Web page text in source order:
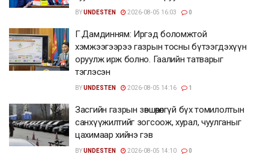
BYUNDESTEN 2026-08-05 16:03 0
Г.Дамдинням: Иргэд боломжтой
хэмжээгээрээ газрын тосны бүтээгдэхүүн
оруулж ирж болно. Гаалийн татварыг
тэглэсэн
BYUNDESTEN 2026-08-05 14:16 1
Засгийн газрын зөвшөөрөлгүй бүх томилолтын
санхүүжилтийг зогсоож, хурал, чуулганыг
цахимаар хийнэ гэв
BYUNDESTEN 2026-08-05 14:10 0